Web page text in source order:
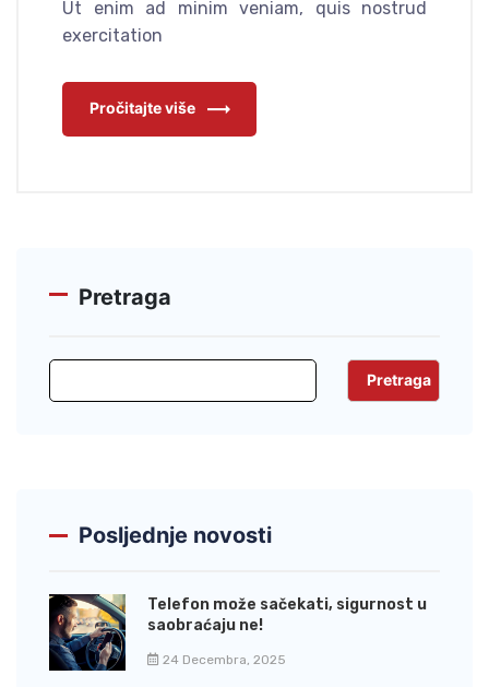
Ut enim ad minim veniam, quis nostrud
exercitation
Pročitajte više
Pretraga
Pretraga
Posljednje novosti
Telefon može sačekati, sigurnost u
saobraćaju ne!
24 Decembra, 2025